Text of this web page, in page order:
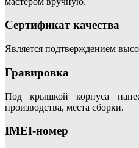
Сертификат качества
Является подтверждением
Гравировка
Под крышкой корпуса
производства, места сборки.
IMEI-номер